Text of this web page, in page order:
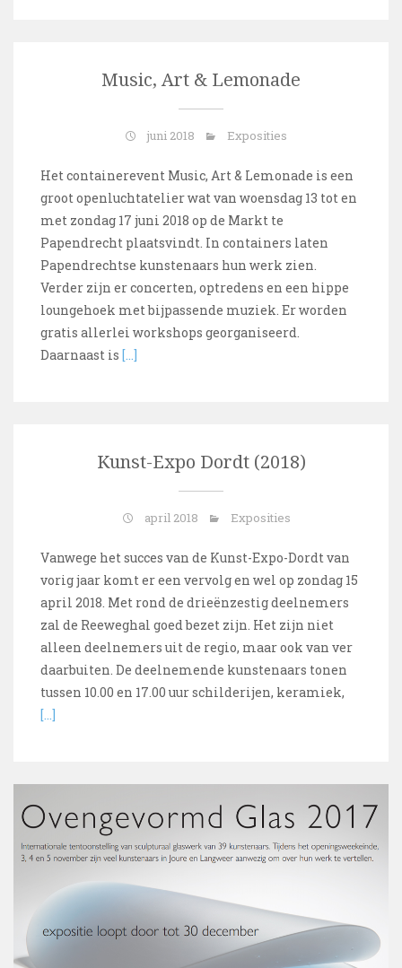
Music, Art & Lemonade
juni 2018 Exposities
Het containerevent Music, Art & Lemonade is een
groot openluchtatelier wat van woensdag 13 tot en
met zondag 17 juni 2018 op de Markt te
Papendrecht plaatsvindt. In containers laten
Papendrechtse kunstenaars hun werk zien.
Verder zijn er concerten, optredens en een hippe
loungehoek met bijpassende muziek. Er worden
gratis allerlei workshops georganiseerd.
Daarnaast is […]
Kunst-Expo Dordt (2018)
april 2018 Exposities
Vanwege het succes van de Kunst-Expo-Dordt van
vorig jaar komt er een vervolg en wel op zondag 15
april 2018. Met rond de drieënzestig deelnemers
zal de Reeweghal goed bezet zijn. Het zijn niet
alleen deelnemers uit de regio, maar ook van ver
daarbuiten. De deelnemende kunstenaars tonen
tussen 10.00 en 17.00 uur schilderijen, keramiek,
[…]